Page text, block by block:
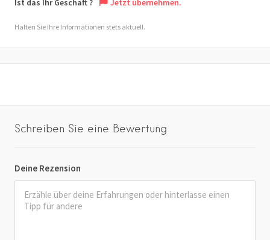
Ist das Ihr Geschäft ? Jetzt übernehmen.
Halten Sie Ihre Informationen stets aktuell.
Schreiben Sie eine Bewertung
Deine Rezension